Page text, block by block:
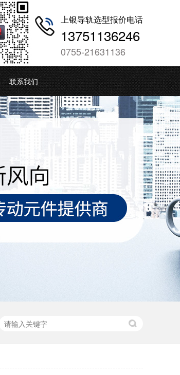
上银导轨选型报价电话
13751136246
0755-21631136
联系我们